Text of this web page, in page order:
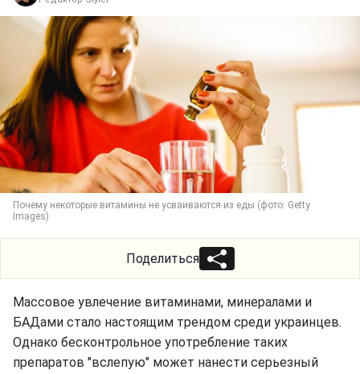
Почему некоторые витамины не усваиваются из еды (фото: Getty
Images)
Поделиться
Массовое увлечение витаминами, минералами и
БАДами стало настоящим трендом среди украинцев.
Однако бесконтрольное употребление таких
препаратов "вслепую" может нанести серьезный